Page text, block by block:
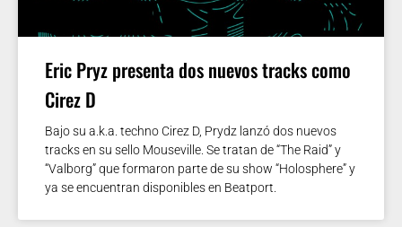
Eric Pryz presenta dos nuevos tracks como
Cirez D
Bajo su a.k.a. techno Cirez D, Prydz lanzó dos nuevos
tracks en su sello Mouseville. Se tratan de “The Raid” y
“Valborg” que formaron parte de su show “Holosphere” y
ya se encuentran disponibles en Beatport.